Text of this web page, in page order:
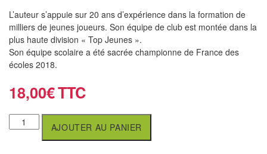
anglais
Livres
en
Accessoires
L’auteur s’appuie sur 20 ans d’expérience dans la formation de
milliers de jeunes joueurs. Son équipe de club est montée dans la
plus haute division « Top Jeunes ».
Son équipe scolaire a été sacrée championne de France des
écoles 2018.
18,00€
AJOUTER AU PANIER